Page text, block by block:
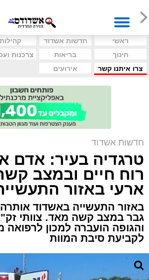
ראשי חדשות אשדוד קהילות
חינוך
בריאות צרכנות
צרו איתנו קשר
אירועים
חדשות אשדוד
טרגדיה בעיר: אדם
רוח חיים ובמצב
ארעי באזור
באזור התעשייה באשדוד
גבר במצב קשה מאד. צוותי
והגופה הועברה למכון
לקביעת סיבת המוות